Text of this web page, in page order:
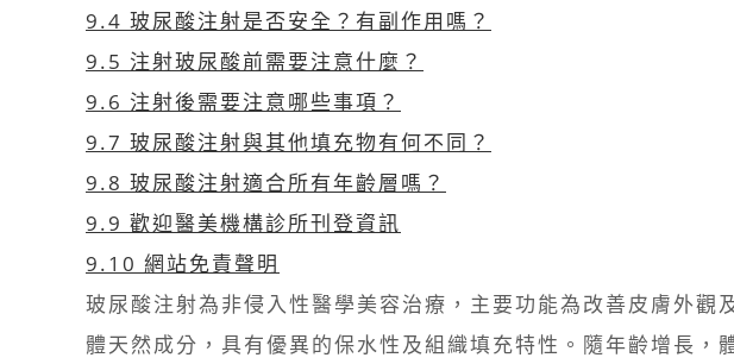
9.4 玻尿酸注射是否安全？有副作用嗎？
9.5 注射玻尿酸前需要注意什麼？
9.6 注射後需要注意哪些事項？
9.7 玻尿酸注射與其他填充物有何不同？
9.8 玻尿酸注射適合所有年齡層嗎？
9.9 歡迎醫美機構診所刊登資訊
9.10 網站免責聲明
玻尿酸注射為非侵入性醫學美容治療，主要功能為改善皮膚外觀
體天然成分，具有優異的保水性及組織填充特性。隨年齡增長，